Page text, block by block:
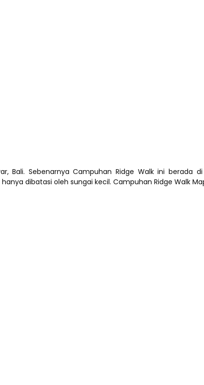
Bali. Sebenarnya Campuhan Ridge Walk ini berada
dibatasi oleh sungai kecil. Campuhan Ridge Walk